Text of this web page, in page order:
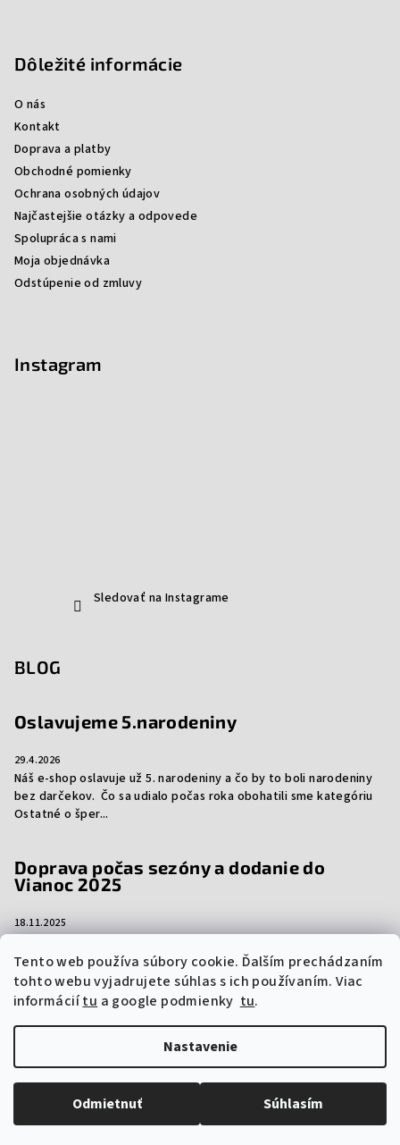
Tento web používa súbory cookie. Ďalším prechádzaním
tohto webu vyjadrujete súhlas s ich používaním. Viac
informáciítu a google podmienky tu.
Nastavenie
Odmietnuť Súhlasím
Dôležité informácie
O nás
Kontakt
Doprava a platby
Obchodné pomienky
Ochrana osobných údajov
Najčastejšie otázky a odpovede
Spolupráca s nami
Moja objednávka
Odstúpenie od zmluvy
Instagram
Sledovať na Instagrame
BLOG
Oslavujeme 5.narodeniny
29.4.2026
Náš e-shop oslavuje už 5. narodeniny a čo by to boli narodeniny
bez darčekov. Čo sa udialo počas roka obohatili sme kategóriu
Ostatné o šper...
Doprava počas sezóny a dodanie do
Vianoc 2025
18.11.2025
dopravy počas sezóny a dodanie vašich objednávok do Vianoc.
Niektorí prepravcovia si účtujú sez...
Upraviť nastavenie cookies
Vytvoril Shoptet